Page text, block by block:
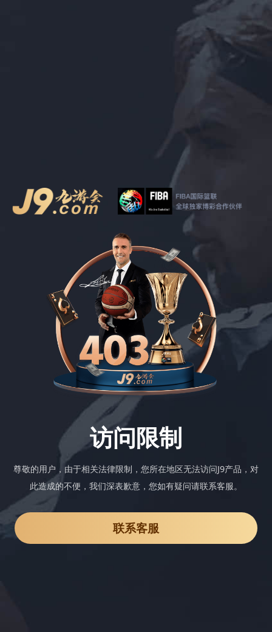
访问限制
尊敬的用户，由于相关法律限制，您所在地区无法访问J9产品，对
此造成的不便，我们深表歉意，您如有疑问请联系客服。
联系客服